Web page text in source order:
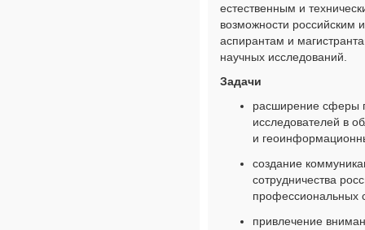
естественным и
возможности российским
аспирантам и
научных исследований.
Задачи
расширение сферы
исследователей в
и
создание
сотрудничества
профессиональных
привлечение